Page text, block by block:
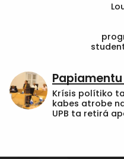
Krísis polítiko
kabes atrobe
UPB ta retirá